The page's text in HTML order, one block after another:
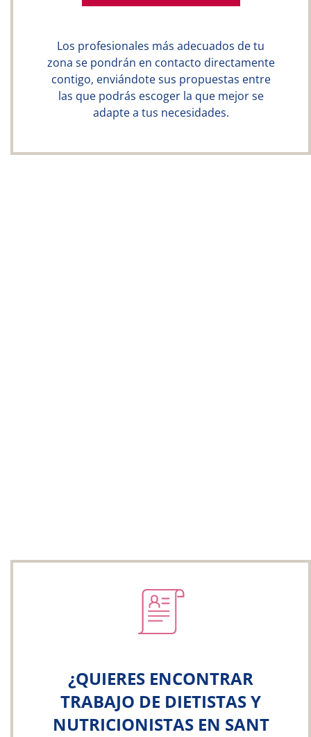
Los profesionales más adecuados de tu
zona se pondrán en contacto directamente
contigo, enviándote sus propuestas entre
las que podrás escoger la que mejor se
adapte a tus necesidades.
¿QUIERES ENCONTRAR
TRABAJO DE DIETISTAS Y
NUTRICIONISTAS EN SANT